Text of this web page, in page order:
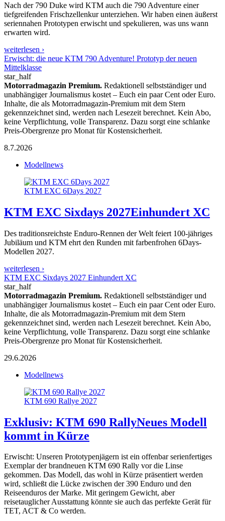
Nach der 790 Duke wird KTM auch die 790 Adventure einer
tiefgreifenden Frischzellenkur unterziehen. Wir haben einen äußerst
seriennahen Prototypen erwischt und spekulieren, was uns wann
erwarten wird.
weiterlesen ›
Erwischt: die neue KTM 790 Adventure! Prototyp der neuen
Mittelklasse
star_half
Motorradmagazin Premium. Redaktionell selbstständiger und
unabhängiger Journalismus kostet – Euch ein paar Cent oder Euro.
Inhalte, die als Motorradmagazin-Premium mit dem Stern
gekennzeichnet sind, werden nach Lesezeit berechnet. Kein Abo,
keine Verpflichtung, volle Transparenz. Dazu sorgt eine schlanke
Preis-Obergrenze pro Monat für Kostensicherheit.
8.7.2026
Modellnews
KTM EXC 6Days 2027
KTM EXC Sixdays 2027Einhundert XC
Des traditionsreichste Enduro-Rennen der Welt feiert 100-jähriges
Jubiläum und KTM ehrt den Runden mit farbenfrohen 6Days-
Modellen 2027.
weiterlesen ›
KTM EXC Sixdays 2027 Einhundert XC
star_half
Motorradmagazin Premium. Redaktionell selbstständiger und
unabhängiger Journalismus kostet – Euch ein paar Cent oder Euro.
Inhalte, die als Motorradmagazin-Premium mit dem Stern
gekennzeichnet sind, werden nach Lesezeit berechnet. Kein Abo,
keine Verpflichtung, volle Transparenz. Dazu sorgt eine schlanke
Preis-Obergrenze pro Monat für Kostensicherheit.
29.6.2026
Modellnews
KTM 690 Rallye 2027
Exklusiv: KTM 690 RallyNeues Modell
kommt in Kürze
Erwischt: Unseren Prototypenjägern ist ein offenbar serienfertiges
Exemplar der brandneuen KTM 690 Rally vor die Linse
gekommen. Das Modell, das wohl in Kürze präsentiert werden
wird, schließt die Lücke zwischen der 390 Enduro und den
Reiseenduros der Marke. Mit geringem Gewicht, aber
reisetauglicher Ausstattung könnte sie auch das perfekte Gerät für
TET, ACT & Co werden.